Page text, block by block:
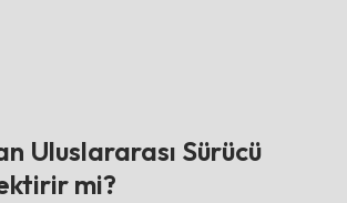
Uluslararası Sürücü
mi?